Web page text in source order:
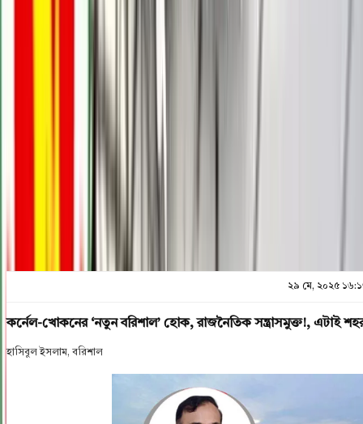
প্রিন্ট এন্ড সেভ
২৯ মে, ২০২৫
কর্নেল-খোকনের ‘নতুন বরিশাল’ হোক, রাজনৈতিক সন্ত্রাসমুক্ত!, এটাই
হাসিবুল ইসলাম, বরিশাল